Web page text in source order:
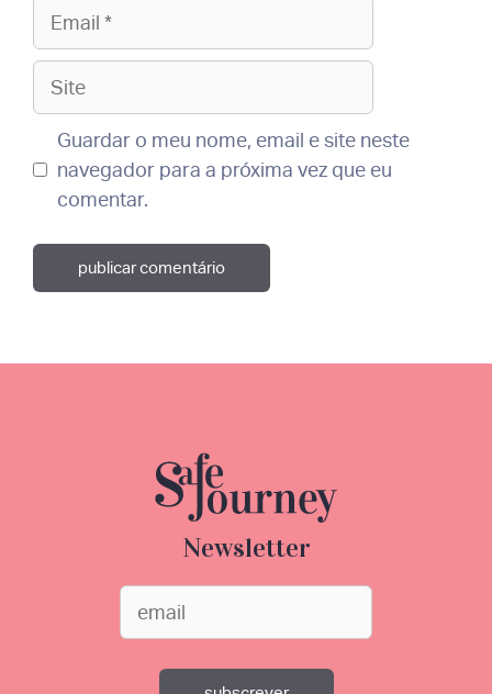
Guardar o meu nome, email e site neste
navegador para a próxima vez que eu
comentar.
Newsletter